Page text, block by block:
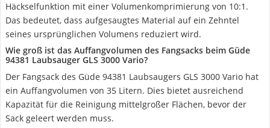
Häckselfunktion mit einer Volumenkomprimierung von 10:1.
Das bedeutet, dass aufgesaugtes Material auf ein Zehntel
seines ursprünglichen Volumens reduziert wird.
Wie groß ist das Auffangvolumen des Fangsacks beim Güde
94381 Laubsauger GLS 3000 Vario?
Der Fangsack des Güde 94381 Laubsaugers GLS 3000 Vario hat
ein Auffangvolumen von 35 Litern. Dies bietet ausreichend
Kapazität für die Reinigung mittelgroßer Flächen, bevor der
Sack geleert werden muss.